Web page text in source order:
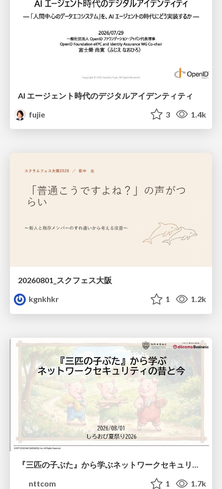
AI エージェント時代のデジタルアイデンティティ
fujie
3 1.4k
20260801_スクフェス大阪
kgnkhkr
1 1.2k
『三匹の子ぶた』から学ぶネットワークセキュリティの昔と今 / Network Security: Then and Now Through the Lens of The Three Little Pigs
nttcom
1 1.7k